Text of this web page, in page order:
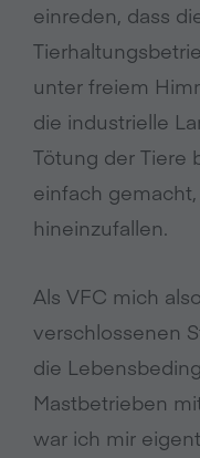
einreden, dass
unter freiem
die industrielle
Tötung der Tiere
einfach
hineinzufallen.
Als VFC mich
verschlossenen
die
Mastbetrieben
war ich mir